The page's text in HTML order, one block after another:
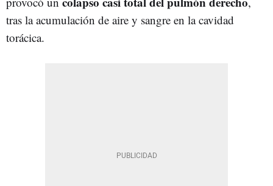
tras la acumulación de aire y sangre en la cavidad
torácica.